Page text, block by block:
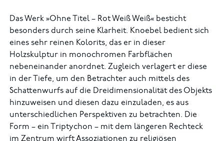
Das Werk »Ohne Titel – Rot Weiß Weiß« besticht
besonders durch seine Klarheit. Knoebel bedient sich
eines sehr reinen Kolorits, das er in dieser
Holzskulptur in monochromen Farbflächen
nebeneinander anordnet. Zugleich verlagert er diese
in der Tiefe, um den Betrachter auch mittels des
Schattenwurfs auf die Dreidimensionalität des Objekts
hinzuweisen und diesen dazu einzuladen, es aus
unterschiedlichen Perspektiven zu betrachten. Die
Form – ein Triptychon – mit dem längeren Rechteck
im Zentrum wirft Assoziationen zu religiösen